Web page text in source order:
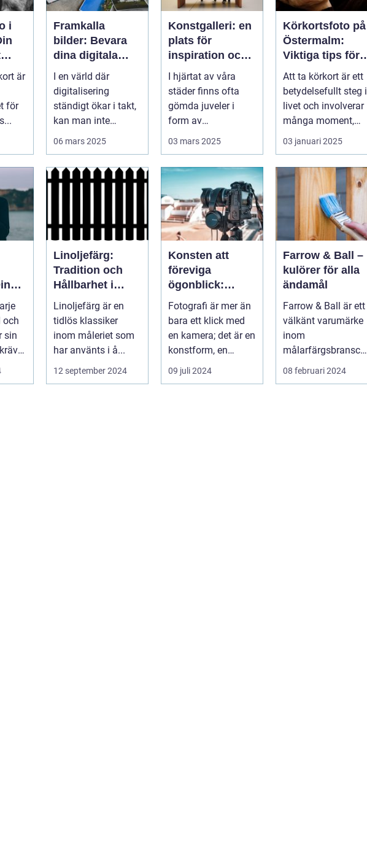
i
är
för
Framkalla
bilder: Bevara
dina digitala
minnen
I en värld där
digitalisering
ständigt ökar i takt,
kan man inte
06 mars 2025
Konstgalleri: en
plats för
inspiration och
kreativ
upplevelse
I hjärtat av våra
städer finns ofta
gömda juveler i
form av
03 mars 2025
Körkortsfoto på
Östermalm:
Viktiga tips för
en perfekt bild
Att ta körkort är ett
betydelsefullt steg i
livet och involverar
många moment,
inte ...
03 januari 2025
och
sin
Linoljefärg:
Tradition och
Hållbarhet i
Modern
Tappning
Linoljefärg är en
tidlös klassiker
inom måleriet som
har använts i å...
12 september 2024
Konsten att
föreviga
ögonblick:
Fotografens
värld
Fotografi är mer än
bara ett klick med
en kamera; det är en
konstform, en
berätt...
09 juli 2024
Farrow & Ball –
kulörer för alla
ändamål
Farrow & Ball är ett
välkänt varumärke
inom
målarfärgsbransche
n s...
08 februari 2024